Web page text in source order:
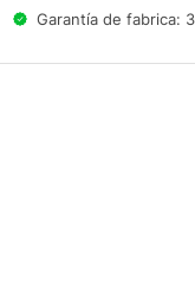
Garantía de fabrica: